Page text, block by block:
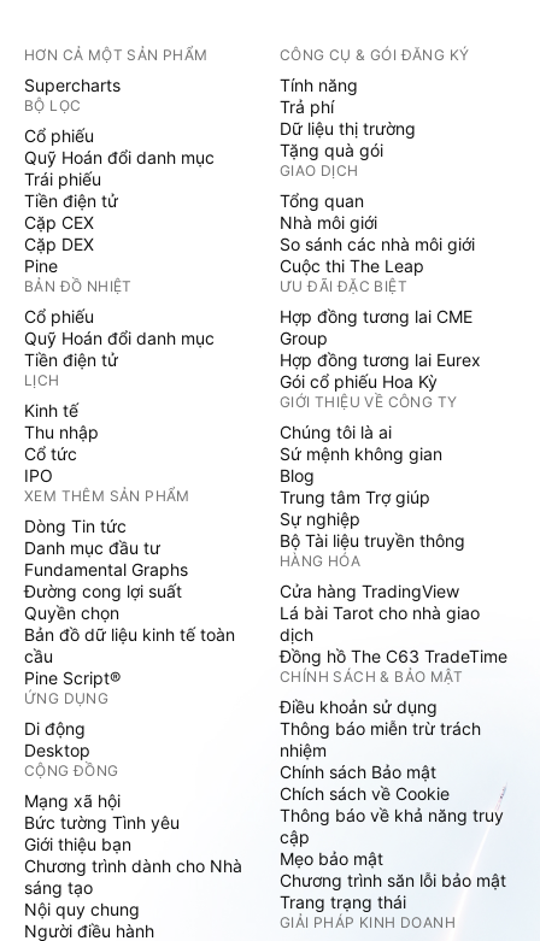
HƠN CẢ MỘT SẢN PHẨM
Supercharts
BỘ LỌC
Cổ phiếu
Quỹ Hoán đổi danh mục
Trái phiếu
Tiền điện tử
Cặp CEX
Cặp DEX
Pine
BẢN ĐỒ NHIỆT
Cổ phiếu
Quỹ Hoán đổi danh mục
Tiền điện tử
LỊCH
Kinh tế
Thu nhập
Cổ tức
IPO
XEM THÊM SẢN PHẨM
Dòng Tin tức
Danh mục đầu tư
Fundamental Graphs
Đường cong lợi suất
Quyền chọn
Bản đồ dữ liệu kinh tế toàn
cầu
Pine Script®
ỨNG DỤNG
Di động
Desktop
CỘNG ĐỒNG
Mạng xã hội
Bức tường Tình yêu
Giới thiệu bạn
Chương trình dành cho Nhà
sáng tạo
Nội quy chung
Người điều hành
CÔNG CỤ & GÓI ĐĂNG KÝ
Tính năng
Trả phí
Dữ liệu thị trường
Tặng quà gói
GIAO DỊCH
Tổng quan
Nhà môi giới
So sánh các nhà môi giới
Cuộc thi The Leap
ƯU ĐÃI ĐẶC BIỆT
Hợp đồng tương lai CME
Group
Hợp đồng tương lai Eurex
Gói cổ phiếu Hoa Kỳ
GIỚI THIỆU VỀ CÔNG TY
Chúng tôi là ai
Sứ mệnh không gian
Blog
Trung tâm Trợ giúp
Sự nghiệp
Bộ Tài liệu truyền thông
HÀNG HÓA
Cửa hàng TradingView
Lá bài Tarot cho nhà giao
dịch
Đồng hồ The C63 TradeTime
CHÍNH SÁCH & BẢO MẬT
Điều khoản sử dụng
Thông báo miễn trừ trách
nhiệm
Chính sách Bảo mật
Chích sách về Cookie
Thông báo về khả năng truy
cập
Mẹo bảo mật
Chương trình săn lỗi bảo mật
Trang trạng thái
GIẢI PHÁP KINH DOANH